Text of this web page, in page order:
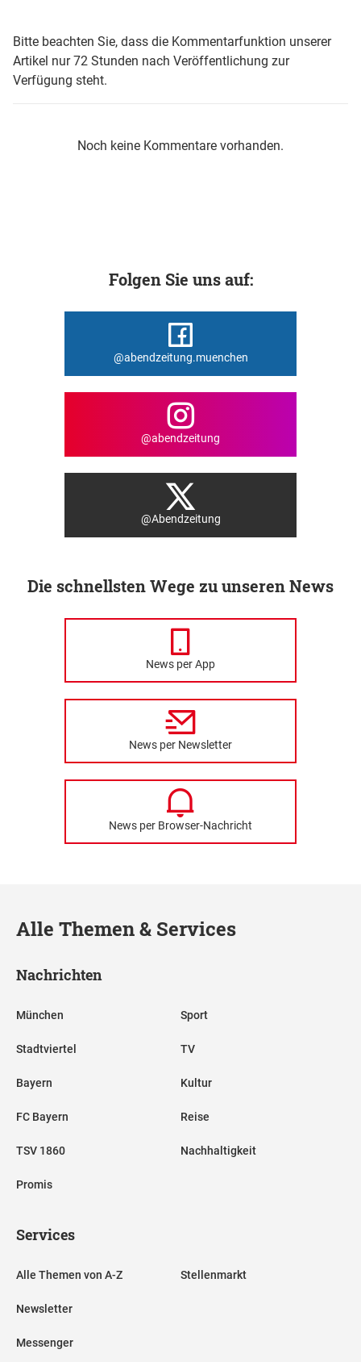
Bitte beachten Sie, dass die Kommentarfunktion unserer
Artikel nur 72 Stunden nach Veröffentlichung zur
Verfügung steht.
Noch keine Kommentare vorhanden.
Folgen Sie uns auf:
@abendzeitung.muenchen
@abendzeitung
@Abendzeitung
Die schnellsten Wege zu unseren News
News per App
News per Newsletter
News per Browser-Nachricht
Alle Themen & Services
Nachrichten
München
Stadtviertel
Bayern
FC Bayern
TSV 1860
Promis
Sport
TV
Kultur
Reise
Nachhaltigkeit
Services
Alle Themen von A-Z
Newsletter
Messenger
Stellenmarkt